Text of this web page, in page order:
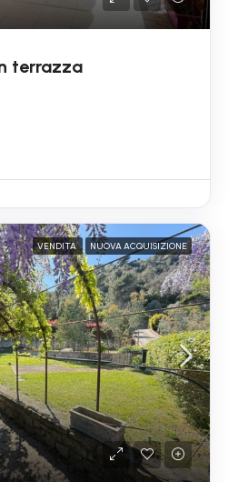
terrazza
VENDITA NUOVA ACQUISIZIONE